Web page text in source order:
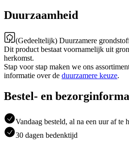
Duurzaamheid
(Gedeeltelijk) Duurzamere
Dit product bestaat voornamelijk uit
herkomst.
Stap voor stap maken we ons
informatie over de duurzamere keuze.
Bestel- en
Vandaag besteld, al na een uur af
30 dagen bedenktijd